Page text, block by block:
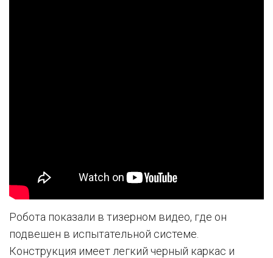
Робота показали в тизерном видео, где он
подвешен в испытательной системе.
Конструкция имеет легкий черный каркас и